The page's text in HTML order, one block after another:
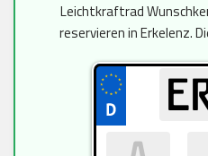
Leichtkraftrad
reservieren in Erkelenz.